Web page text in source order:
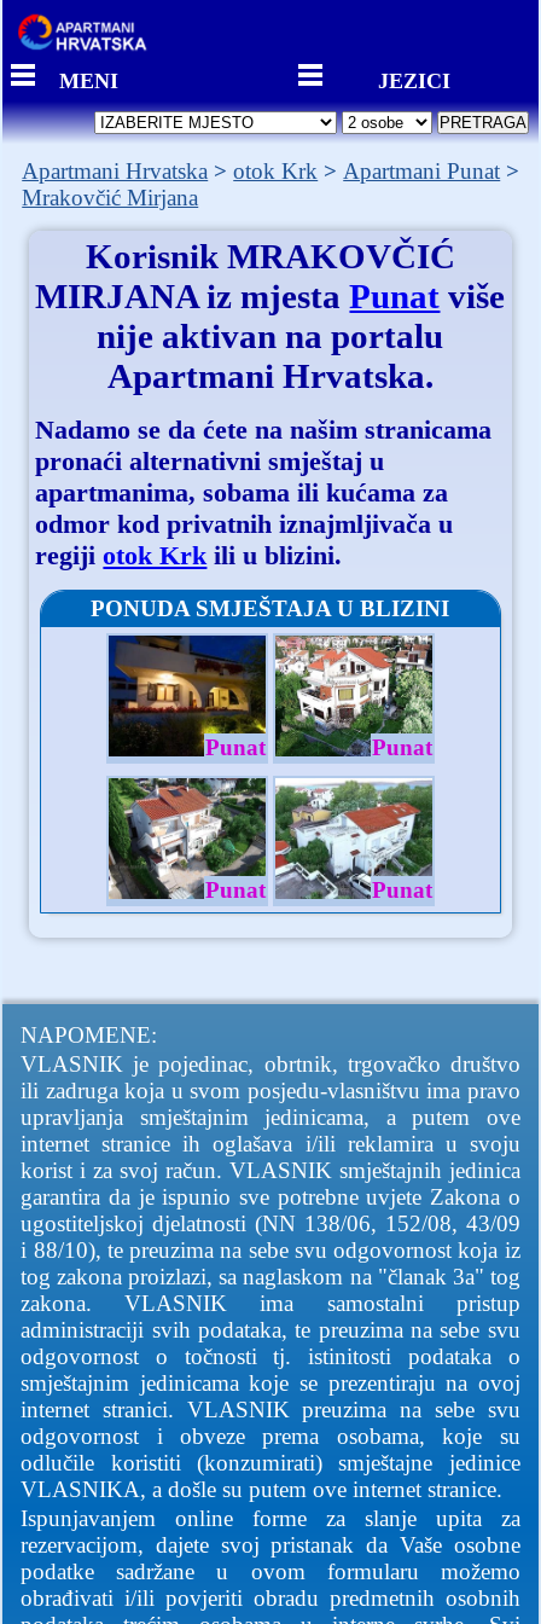
MENI JEZICI
Apartmani Hrvatska otok Krk
Apartmani Punat
Mrakovčić Mirjana
Korisnik MRAKOVČIĆ
MIRJANAiz mjestaPunat više
nije aktivan na portalu
Apartmani Hrvatska.
Nadamo se da ćete na našim stranicama
pronaći alternativni smještaj u
apartmanima, sobama ili kućama za
odmor kod privatnih iznajmljivača u
regijiotok Krk ili u blizini.
PONUDA SMJEŠTAJA U BLIZINI
Punat Punat
Punat Punat
NAPOMENE:
VLASNIK je pojedinac, obrtnik, trgovačko društvo
ili zadruga koja u svom posjedu-vlasništvu ima pravo
upravljanja smještajnim jedinicama, a putem ove
internet stranice ih oglašava i/ili reklamira u svoju
korist i za svoj račun. VLASNIK smještajnih jedinica
garantira da je ispunio sve potrebne uvjete Zakona o
ugostiteljskoj djelatnosti (NN 138/06, 152/08, 43/09
i 88/10), te preuzima na sebe svu odgovornost koja iz
tog zakona proizlazi, sa naglaskom na "članak 3a" tog
zakona. VLASNIK ima samostalni pristup
administraciji svih podataka, te preuzima na sebe svu
odgovornost o točnosti tj. istinitosti podataka o
smještajnim jedinicama koje se prezentiraju na ovoj
internet stranici. VLASNIK preuzima na sebe svu
odgovornost i obveze prema osobama, koje su
odlučile koristiti (konzumirati) smještajne jedinice
VLASNIKA, a došle su putem ove internet stranice.
Ispunjavanjem online forme za slanje upita za
rezervacijom, dajete svoj pristanak da Vaše osobne
podatke sadržane u ovom formularu možemo
obrađivati i/ili povjeriti obradu predmetnih osobnih